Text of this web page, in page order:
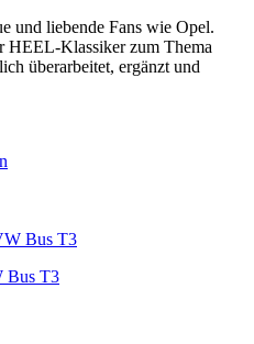
und liebende Fans wie Opel.
HEEL-Klassiker zum Thema
überarbeitet, ergänzt und
Bus T3